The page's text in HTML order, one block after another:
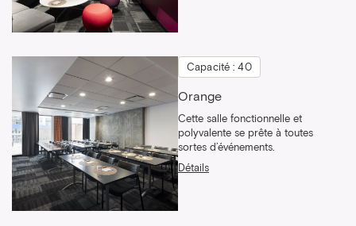
Capacité : 40
Orange
Cette salle fonctionnelle et
polyvalente se prête à toutes
sortes d’événements.
Détails